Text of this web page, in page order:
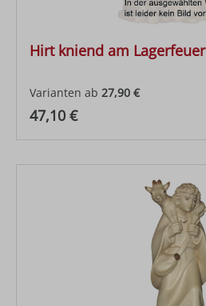
Hirt kniend am Lagerfeuer
Varianten ab 27,90 €
Regulärer Preis:
47,10 €